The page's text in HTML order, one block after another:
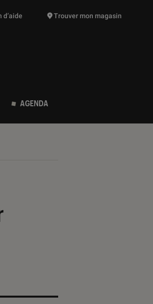
de produits vont vous être proposées
d’aide Trouver mon magasin
AGENDA